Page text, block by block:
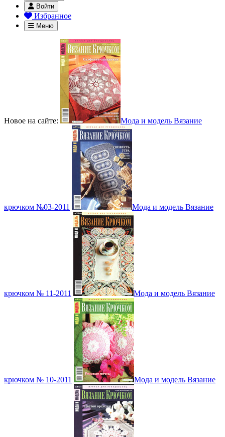
Войти
Избранное
Меню
Новое на сайте: Мода и модель Вязание
крючком №03-2011 Мода и модель Вязание
крючком № 11-2011 Мода и модель Вязание
крючком № 10-2011 Мода и модель Вязание